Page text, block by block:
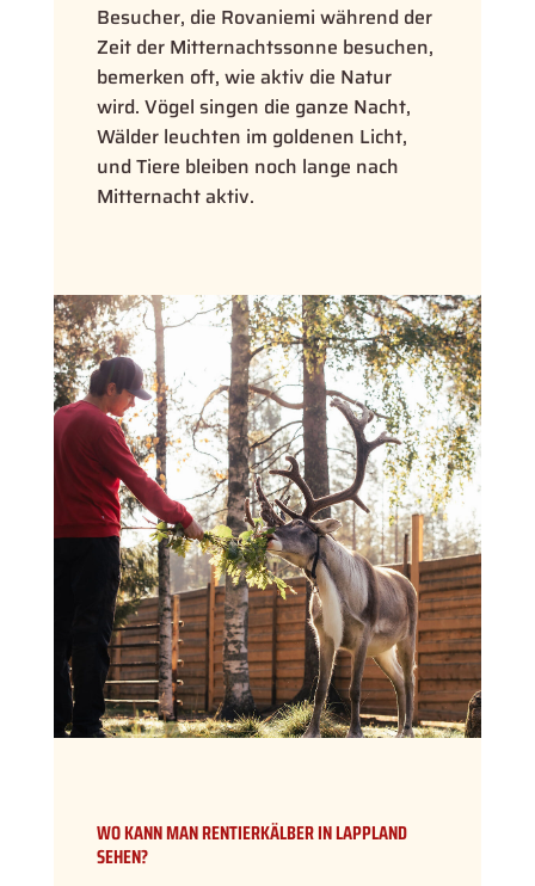
Besucher, die Rovaniemi während der
Zeit der Mitternachtssonne besuchen,
bemerken oft, wie aktiv die Natur
wird. Vögel singen die ganze Nacht,
Wälder leuchten im goldenen Licht,
und Tiere bleiben noch lange nach
Mitternacht aktiv.
WO KANN MAN RENTIERKÄLBER IN LAPPLAND
SEHEN?